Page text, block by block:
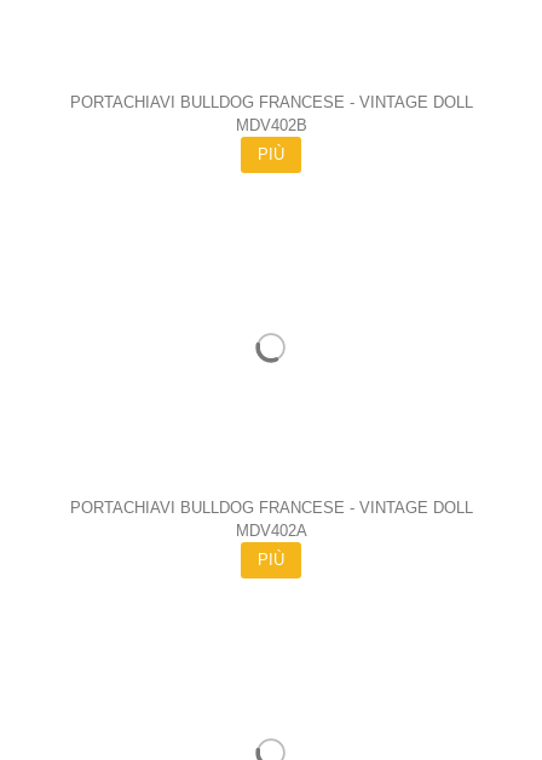
PORTACHIAVI BULLDOG FRANCESE - VINTAGE DOLL
MDV402B
PIÙ
PORTACHIAVI BULLDOG FRANCESE - VINTAGE DOLL
MDV402A
PIÙ